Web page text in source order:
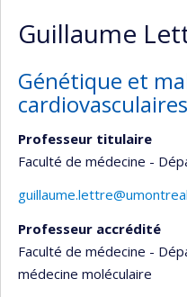
Guillaume
Génétique et
cardiovasculaires
Professeur titulaire
Faculté de médecine -
Professeur accrédité
Faculté de médecine -
médecine moléculaire